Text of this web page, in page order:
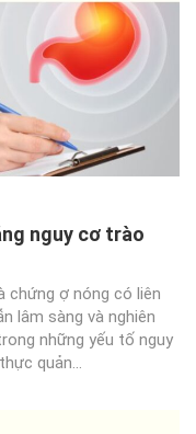
nguy cơ trào
chứng ợ nóng có liên
lâm sàng và nghiên
những yếu tố nguy
quản...